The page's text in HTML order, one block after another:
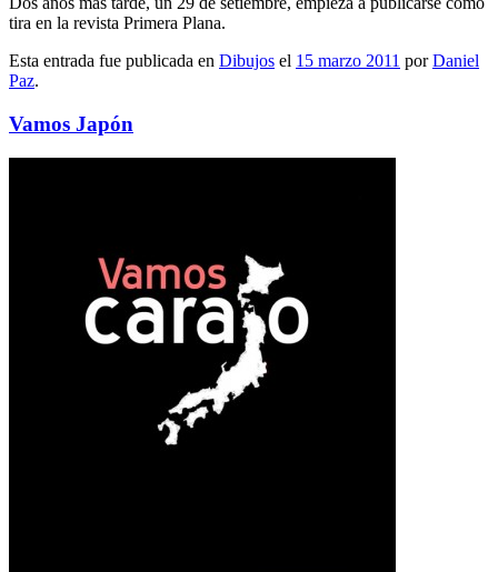
tira en la revista Primera Plana.
Esta entrada fue publicada en Dibujos el 15 marzo 2011 porDaniel
Paz.
Vamos Japón